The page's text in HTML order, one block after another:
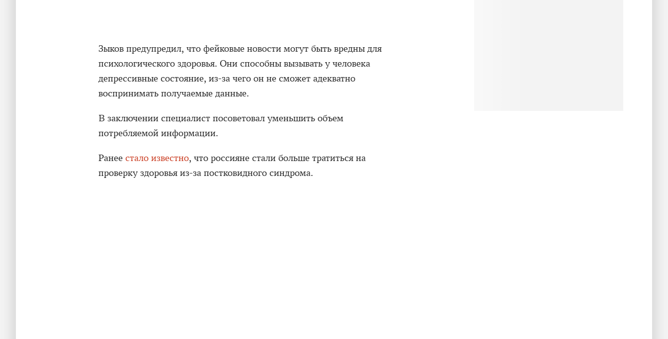
Зыков предупредил, что фейковые новости могут быть вредны для
психологического здоровья. Они способны вызывать у человека
депрессивные состояние, из-за чего он не сможет адекватно
воспринимать получаемые данные.
В заключении специалист посоветовал уменьшить объем
потребляемой информации.
Ранее стало известно, что россияне стали больше тратиться на
проверку здоровья из-за постковидного синдрома.